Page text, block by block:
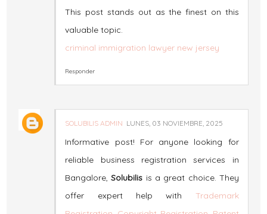
This post stands out as the finest on this
valuable topic.
criminal immigration lawyer new jersey
Responder
SOLUBILIS ADMIN LUNES, 03 NOVIEMBRE, 2025
Informative post! For anyone looking for
reliable business registration services in
Bangalore,Solubilis is a great choice. They
offer expert help with Trademark